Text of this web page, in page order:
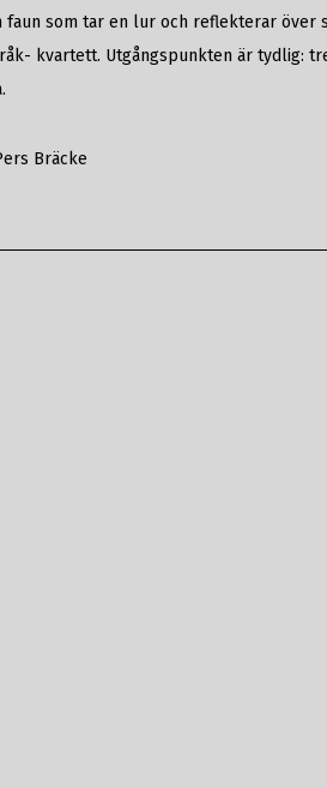
faun som tar en lur och reflekterar över
kvartett. Utgångspunkten är tydlig:
Bräcke